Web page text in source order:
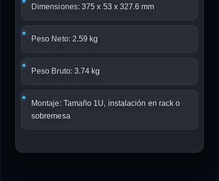
Dimensiones: 375 x 53 x 327.6 mm
Peso Neto: 2.59 kg
Peso Bruto: 3.74 kg
Montaje: Tamaño 1U, instalación en rack o
sobremesa